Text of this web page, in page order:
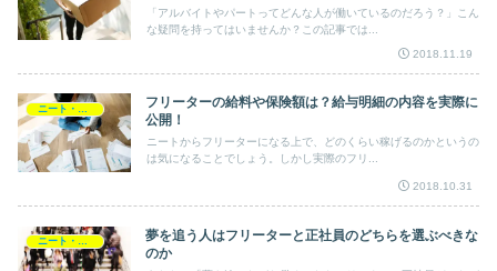
「アルバイトやパートってどんな人が働いているのだろう？」こん
な疑問を持ってはいませんか？この記事では...
2018.11.19
フリーターの給料や保険額は？給与明細の内容を実際に
公開！
ニートからフリーターになる上で、どのくらい稼げるのかというの
は気になることでしょう。しかし実際のフリ...
2018.10.31
夢を追う人はフリーターと正社員のどちらを選ぶべきな
のか